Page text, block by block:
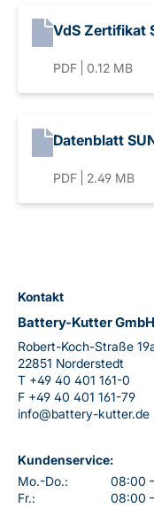
VdS Zertifikat
PDF 0.12 MB
Datenblatt
PDF 2.49 MB
Kontakt
Battery-Kutter GmbH
Robert-Koch-Straße
22851 Norderstedt
T +49 40 401 161-0
F +49 40 401 161-79
info@battery-kutter.de
Kundenservice:
Mo.-Do.:
08:00
Fr.:
08:00